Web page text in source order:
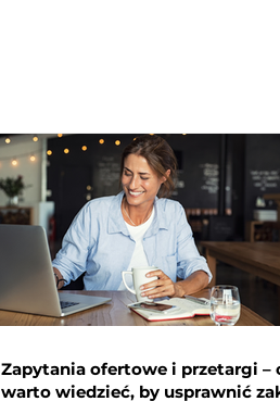
Zapytania ofertowe i przetargi –
warto wiedzieć, by usprawnić